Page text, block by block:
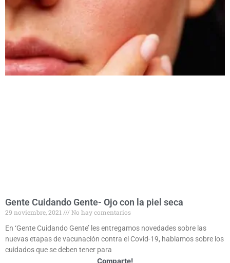
Gente Cuidando Gente- Ojo con la piel seca
29 noviembre, 2021
No hay comentarios
En ‘Gente Cuidando Gente’ les entregamos novedades sobre las
nuevas etapas de vacunación contra el Covid-19, hablamos sobre los
cuidados que se deben tener para
Comparte!